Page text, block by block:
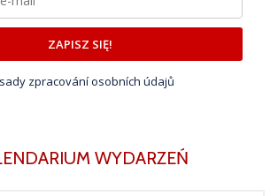
ZAPISZ SIĘ!
zpracování osobních údajů
WYDARZEŃ